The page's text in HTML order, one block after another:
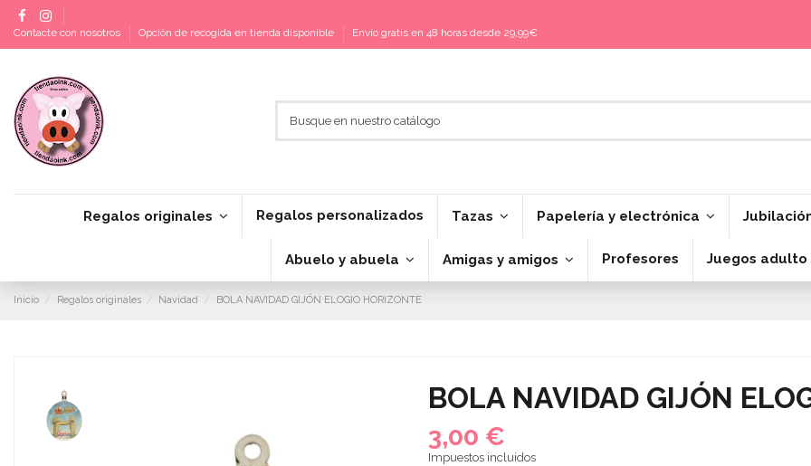
Contacte con nosotros Opción de recogida en tienda disponible Envío gratis en 48 horas desde 29,99€
Regalos originales Regalos personalizados Tazas Papelería y electrónica
Abuelo y abuela Amigas y amigos Profesores Juegos adulto
Inicio Regalos originales Navidad BOLA NAVIDAD GIJÓN ELOGIO HORIZONTE
BOLA NAVIDAD GIJÓN
3,00 €
Impuestos incluidos